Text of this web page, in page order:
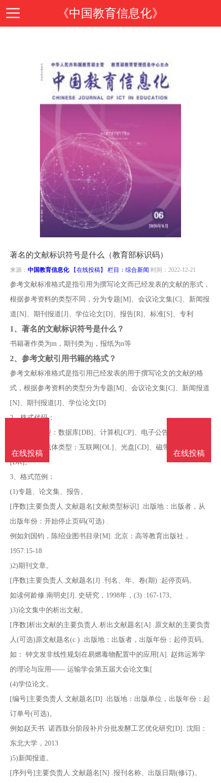
《中国教育信息化》
稿
投
稿
著名的文献标识符号是什么（教育部标识码）
来源： 中国教育信息化 【在线投稿】 栏目： 综合新闻 时间：2022-12-21
参考文献标准格式是指引用为撰写论文而已经发表的文献的形式，
根据参考资料的类型不同，分为专题[M]、会议论文集[C]、新闻报
道[N]、期刊报道[J]、学位论文[D]、报告[R]、标准[S]、专利
1、 著名的文献标识符号是什么？
书籍著作类为m，期刊类为j，报纸为n等
2、 参考文献引用书籍的格式？
参考文献标准格式是指引用已经发表的用于撰写论文的文献的格
式，根据参考资料的类型分为专题[M]、会议论文集[C]、新闻报道
[N]、期刊报道[J]、学位论文[D]
2、格式代码：
电子文档类型：数据库[DB]、计算机[CP]、电子公告[EB]。
电子文档的载体类型：互联网[OL]、光盘[CD]、磁带[MT]、磁盘
[DK]。
3、格式范例：
(1)专题、论文集、报告。
[序数]主要负责人.文献题名[文献类型标识] .出版地：出版者，从
出版年份：开始停止页码(可选) .
例如刘国钧，陈绍业图书目录[M]. 北京：高等教育出版社，
1957:15-18
)2)期刊文章。
[序数]主要负责人.文献题名[J] .刊名、年、卷(期) :起停页码。
如读何龄修.南明史[J]. 史研究，1998年，(3) :167-173。
)3)论文集中的析出文献。
[序数]析出文献的主要负责人.析出文献题名[A] .原文献的主要负责
人(可选)原文献题名(c ) .出版地：出版者，出版年份：起停页码。
如： 钟文发非线性规划在易燃毒物配置中的应用[A]. 赵炜运筹学
的理论与应用—— 运输学会第五届大会论文集[
(4)学位论文。
[编号]主要负责人.文献题名[D] .出版地：出版单位，出版年份：起
订单号(可选)。
例如赵天书. 诺西肽分阶段补片分批发酵工艺优化研究[D]. 沈阳：
东北大学，2013
)5)新闻报道。
[序列号]主要负责人.文献题名[N] .报刊名称、出版日期(修订)。
在线投稿
在线投稿